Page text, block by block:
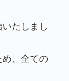
たしまし
、全ての